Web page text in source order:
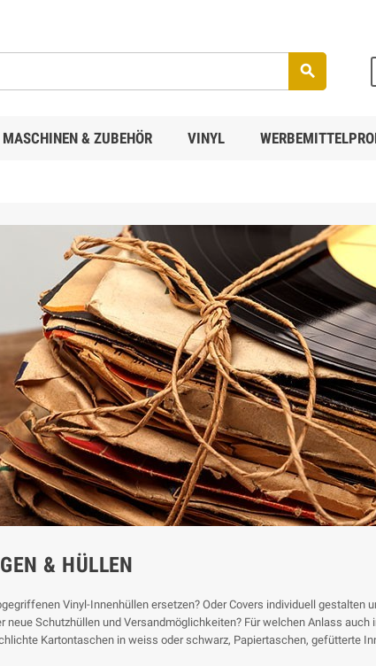

MASCHINEN & ZUBEHÖR VINYL
& HÜLLEN
Vinyl-Innenhüllen ersetzen? Oder Covers individuell gestalten
neue Schutzhüllen und Versandmöglichkeiten? Für welchen Anlass auch
Kartontaschen in weiss oder schwarz, Papiertaschen, gefütterte